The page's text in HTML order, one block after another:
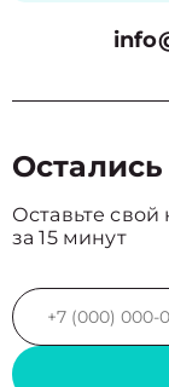
Оставьте
за 15 минут